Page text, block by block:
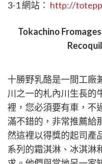
3-1 網站： http://
十勝野乳酪
Tokachino
十勝野乳酪是一間工廠
川之一的札內川生長的
裡，您必須要有車，不
滿不錯的，非常推薦給
然這裡以得獎的起司產
系列的霜淇淋、冰淇淋